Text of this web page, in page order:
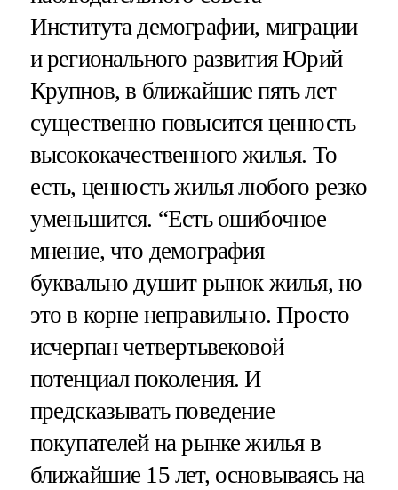
Института демографии, миграции
и регионального развития Юрий
Крупнов, в ближайшие пять лет
существенно повысится ценность
высококачественного жилья. То
есть, ценность жилья любого резко
уменьшится. “Есть ошибочное
мнение, что демография
буквально душит рынок жилья, но
это в корне неправильно. Просто
исчерпан четвертьвековой
потенциал поколения. И
предсказывать поведение
покупателей на рынке жилья в
ближайшие 15 лет, основываясь на